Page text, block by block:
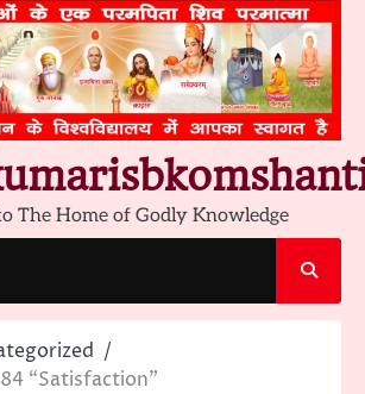
The Home of Godly Knowledge
“Satisfaction”